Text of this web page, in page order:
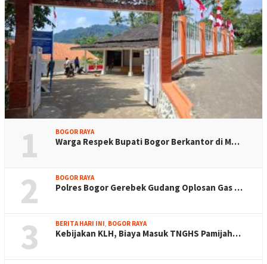
1 BOGOR RAYA
Warga Respek Bupati Bogor Berkantor di M…
2 BOGOR RAYA
Polres Bogor Gerebek Gudang Oplosan Gas …
3 BERITA HARI INI, BOGOR RAYA
Kebijakan KLH, Biaya Masuk TNGHS Pamijah…